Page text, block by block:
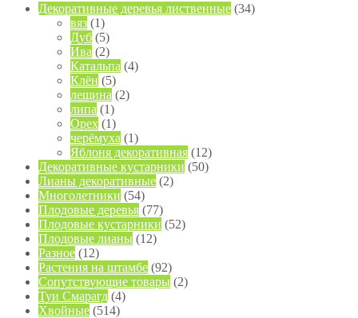
Декоративные деревья лиственные (34)
вяз (1)
Дуб (5)
Ива (2)
Катальпа (4)
Клён (5)
лещина (2)
липа (1)
Орех (1)
черёмуха (1)
Яблоня декоративная (12)
Декоративные кустарники (50)
Лианы декоративные (2)
Многолетники (54)
Плодовые деревья (77)
Плодовые кустарники (52)
Плодовые лианы (12)
Разное (12)
Растения на штамбе (92)
Сопутствующие товары (2)
Туи Смарагд (4)
Хвойные (514)